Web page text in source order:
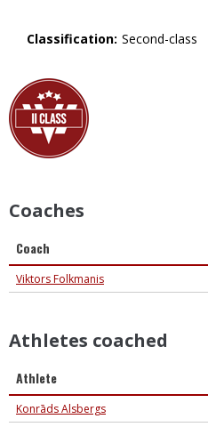
Classification: Second-class
Coaches
Coach
Viktors Folkmanis
Athletes coached
Athlete
Konrāds Alsbergs